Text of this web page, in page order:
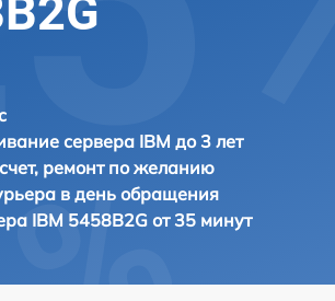
сервера IBM до 3 лет
ремонт по желанию
в день обращения
IBM 5458B2G от 35 минут